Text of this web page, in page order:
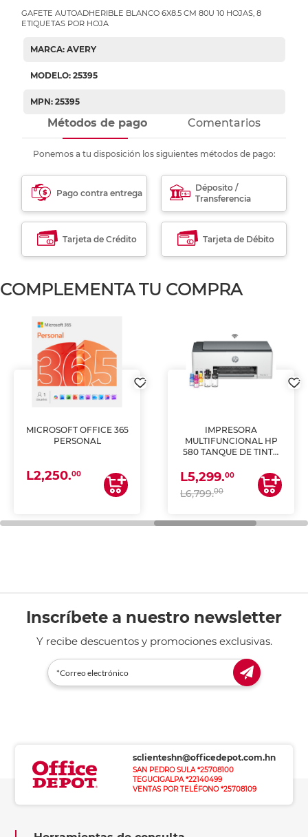
GAFETE AUTOADHERIBLE BLANCO 6X8.5 CM 80U 10 HOJAS, 8
ETIQUETAS POR HOJA
MARCA: AVERY
MODELO: 25395
MPN: 25395
Métodos de pago Comentarios
Ponemos a tu disposición los siguientes métodos de pago:
Pago contra entrega
Déposito /
Transferencia
Tarjeta de Crédito Tarjeta de Débito
COMPLEMENTA TU COMPRA
MICROSOFT OFFICE 365
PERSONAL
L2,250.00
IMPRESORA
MULTIFUNCIONAL HP
580 TANQUE DE TINTA
ESCANEA)
L5,299.00
L6,799.00
Inscríbete a nuestro newsletter
Y recibe descuentos y promociones exclusivas.
sclienteshn@officedepot.com.hn
SAN PEDRO SULA *25708100
TEGUCIGALPA *22140499
VENTAS POR TELÉFONO *25708109